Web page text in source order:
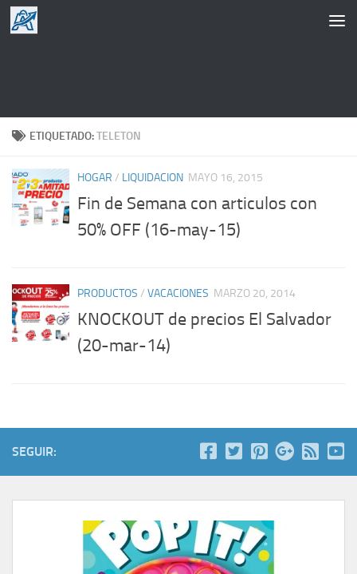
Saltar al contenido
ETIQUETADO:TELETON
HOGAR / LIQUIDACION MAYO 16, 2015
Fin de Semana con articulos con
50% OFF (16-may-15)
PRODUCTOS / VACACIONES MARZO 20, 2014
KNOCKOUT de precios El Salvador
(20-mar-14)
SEGUIR: